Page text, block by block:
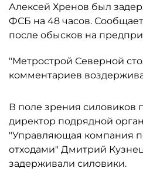
Алексей Хренов был
ФСБ на 48 часов.
после обысков на
"Метрострой Северной
комментариев
В поле зрения силовиков
директор подрядной
"Управляющая компания
отходами" Дмитрий
задерживали силовики.